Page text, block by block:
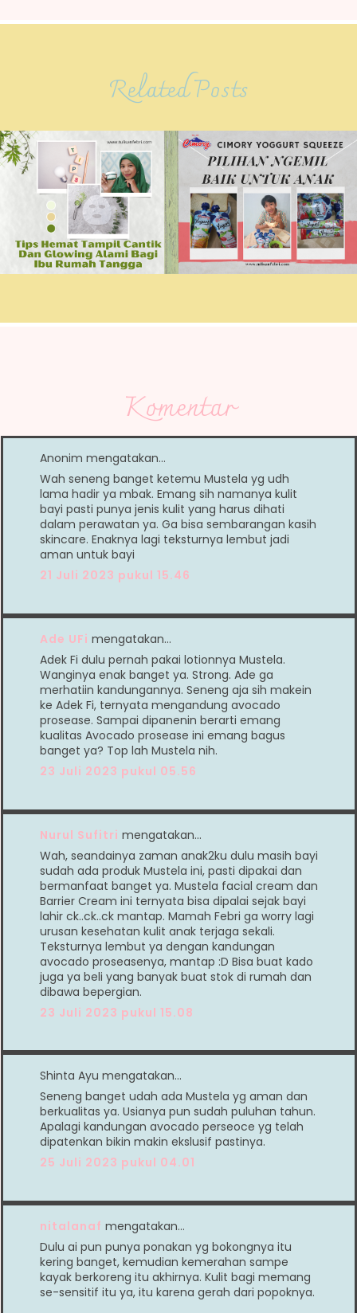
Related Posts
Komentar
Anonim mengatakan…
Wah seneng banget ketemu Mustela yg udh
lama hadir ya mbak. Emang sih namanya kulit
bayi pasti punya jenis kulit yang harus dihati
dalam perawatan ya. Ga bisa sembarangan kasih
skincare. Enaknya lagi teksturnya lembut jadi
aman untuk bayi
21 Juli 2023 pukul 15.46
Ade UFi mengatakan…
Adek Fi dulu pernah pakai lotionnya Mustela.
Wanginya enak banget ya. Strong. Ade ga
merhatiin kandungannya. Seneng aja sih makein
ke Adek Fi, ternyata mengandung avocado
prosease. Sampai dipanenin berarti emang
kualitas Avocado prosease ini emang bagus
banget ya? Top lah Mustela nih.
23 Juli 2023 pukul 05.56
Nurul Sufitri mengatakan…
Wah, seandainya zaman anak2ku dulu masih bayi
sudah ada produk Mustela ini, pasti dipakai dan
bermanfaat banget ya. Mustela facial cream dan
Barrier Cream ini ternyata bisa dipalai sejak bayi
lahir ck..ck..ck mantap. Mamah Febri ga worry lagi
urusan kesehatan kulit anak terjaga sekali.
Teksturnya lembut ya dengan kandungan
avocado proseasenya, mantap :D Bisa buat kado
juga ya beli yang banyak buat stok di rumah dan
dibawa bepergian.
23 Juli 2023 pukul 15.08
Shinta Ayu mengatakan…
Seneng banget udah ada Mustela yg aman dan
berkualitas ya. Usianya pun sudah puluhan tahun.
Apalagi kandungan avocado perseoce yg telah
dipatenkan bikin makin ekslusif pastinya.
25 Juli 2023 pukul 04.01
nitalanaf mengatakan…
Dulu ai pun punya ponakan yg bokongnya itu
kering banget, kemudian kemerahan sampe
kayak berkoreng itu akhirnya. Kulit bagi memang
se-sensitif itu ya, itu karena gerah dari popoknya.